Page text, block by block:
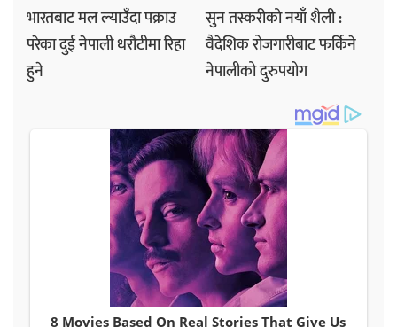
भारतबाट मल ल्याउँदा पक्राउ
परेका दुई नेपाली धरौटीमा रिहा
हुने
सुन तस्करीको नयाँ शैली :
वैदेशिक रोजगारीबाट फर्किने
नेपालीको दुरुपयोग